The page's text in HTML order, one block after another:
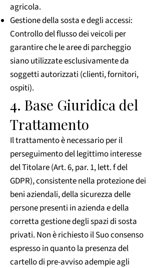
agricola.
Gestione della sosta e degli accessi:
Controllo del flusso dei veicoli per
garantire che le aree di parcheggio
siano utilizzate esclusivamente da
soggetti autorizzati (clienti, fornitori,
ospiti).
4. Base Giuridica del
Trattamento
Il trattamento è necessario per il
perseguimento del legittimo interesse
del Titolare (Art. 6, par. 1, lett. f del
GDPR), consistente nella protezione dei
beni aziendali, della sicurezza delle
persone presenti in azienda e della
corretta gestione degli spazi di sosta
privati. Non è richiesto il Suo consenso
espresso in quanto la presenza del
cartello di pre-avviso adempie agli